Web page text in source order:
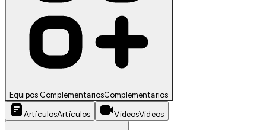
Equipos ComplementariosComplementarios
ArtículosArtículos VideosVideos